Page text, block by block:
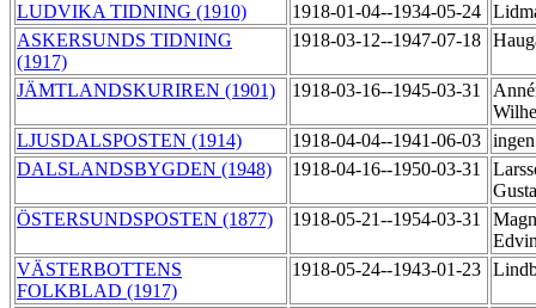
LUDVIKA TIDNING (1910)
1918-01-04--1934-05-24
ASKERSUNDS TIDNING
(1917)
1918-03-12--1947-07-18
JÄMTLANDSKURIREN (1901) 1918-03-16--1945-03-31
LJUSDALSPOSTEN (1914)
1918-04-04--1941-06-03
DALSLANDSBYGDEN (1948)
1918-04-16--1950-03-31
ÖSTERSUNDSPOSTEN (1877)
1918-05-21--1954-03-31
VÄSTERBOTTENS
FOLKBLAD (1917)
1918-05-24--1943-01-23